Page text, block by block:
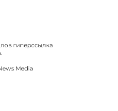
гиперссылка
Media